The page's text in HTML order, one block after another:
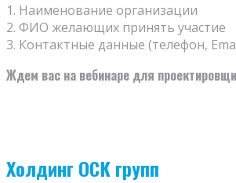
1. Наименование организации
2. ФИО желающих принять участие
3. Контактные данные (телефон,
Ждем вас на вебинаре для
Холдинг ОСК групп